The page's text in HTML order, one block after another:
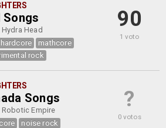
Songs
Hydra Head
mathcore
rock
90
1 voto
Songs
Robotic Empire
noise rock
?
0 votos